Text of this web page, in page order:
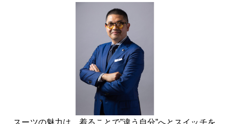
スーツの魅力は、着ることで”違う自分”へとスイッチを